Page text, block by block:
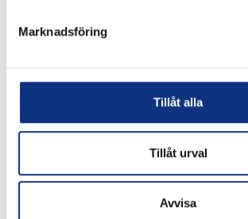
Marknadsföring
Tillåt alla
Tillåt urval
Avvisa
att du godkänner våra